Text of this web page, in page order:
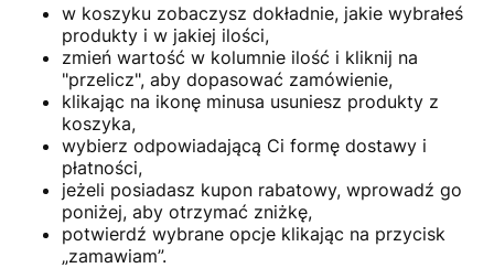
w koszyku zobaczysz dokładnie, jakie wybrałeś
produkty i w jakiej ilości,
zmień wartość w kolumnie ilość i kliknij na
"przelicz", aby dopasować zamówienie,
klikając na ikonę minusa usuniesz produkty z
koszyka,
wybierz odpowiadającą Ci formę dostawy i
płatności,
jeżeli posiadasz kupon rabatowy, wprowadź go
poniżej, aby otrzymać zniżkę,
potwierdź wybrane opcje klikając na przycisk
„zamawiam”.